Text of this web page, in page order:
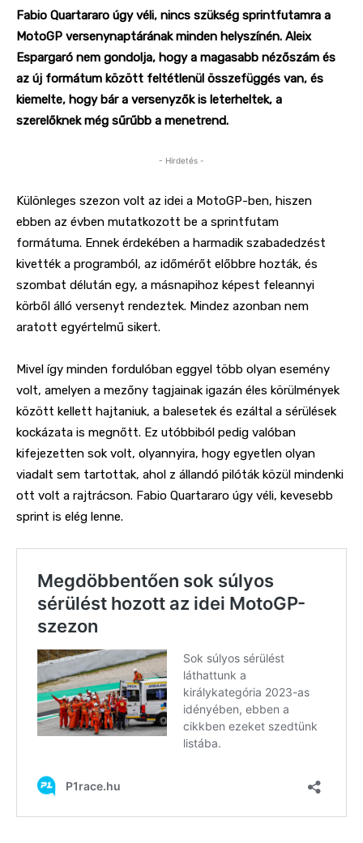
Fabio Quartararo úgy véli, nincs szükség sprintfutamra a
MotoGP versenynaptárának minden helyszínén. Aleix
Espargaró nem gondolja, hogy a magasabb nézőszám és
az új formátum között feltétlenül összefüggés van, és
kiemelte, hogy bár a versenyzők is leterheltek, a
szerelőknek még sűrűbb a menetrend.
- Hirdetés -
Különleges szezon volt az idei a MotoGP-ben, hiszen
ebben az évben mutatkozott be a sprintfutam
formátuma. Ennek érdekében a harmadik szabadedzést
kivették a programból, az időmérőt előbbre hozták, és
szombat délután egy, a másnapihoz képest feleannyi
körből álló versenyt rendeztek. Mindez azonban nem
aratott egyértelmű sikert.
Mivel így minden fordulóban eggyel több olyan esemény
volt, amelyen a mezőny tagjainak igazán éles körülmények
között kellett hajtaniuk, a balesetek és ezáltal a sérülések
kockázata is megnőtt. Ez utóbbiból pedig valóban
kifejezetten sok volt, olyannyira, hogy egyetlen olyan
viadalt sem tartottak, ahol z állandó pilóták közül mindenki
ott volt a rajtrácson. Fabio Quartararo úgy véli, kevesebb
sprint is elég lenne.